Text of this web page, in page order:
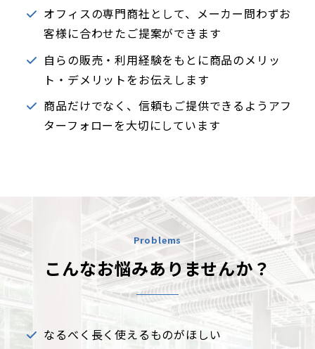
オフィスの専門商社として、メーカー問わずお
客様に合わせたご提案ができます
自らの販売・利用経験をもとに商品のメリッ
ト・デメリットをお伝えします
商品だけでなく、信頼もご提供できるようアフ
ターフォローを大切にしています
Problems
こんなお悩みありませんか？
なるべく長く使えるものがほしい